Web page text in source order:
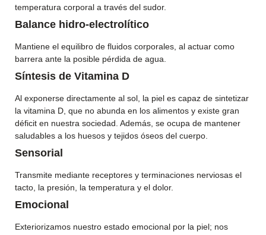
temperatura corporal a través del sudor.
Balance hidro-electrolítico
Mantiene el equilibro de fluidos corporales, al actuar como
barrera ante la posible pérdida de agua.
Síntesis de Vitamina D
Al exponerse directamente al sol, la piel es capaz de sintetizar
la vitamina D, que no abunda en los alimentos y existe gran
déficit en nuestra sociedad. Además, se ocupa de mantener
saludables a los huesos y tejidos óseos del cuerpo.
Sensorial
Transmite mediante receptores y terminaciones nerviosas el
tacto, la presión, la temperatura y el dolor.
Emocional
Exteriorizamos nuestro estado emocional por la piel; nos